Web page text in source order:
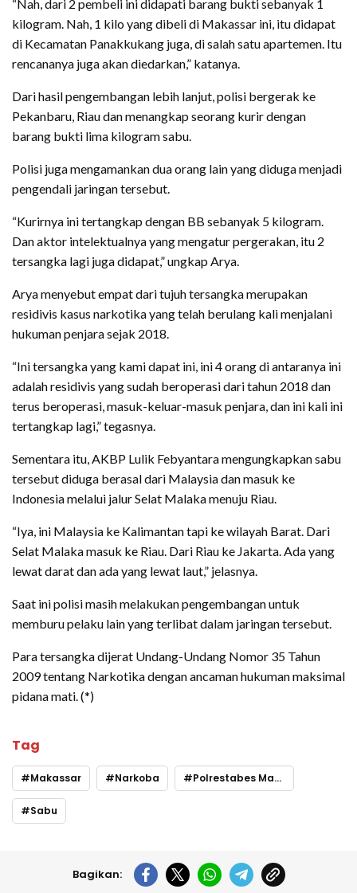
“Nah, dari 2 pembeli ini didapati barang bukti sebanyak 1
kilogram. Nah, 1 kilo yang dibeli di Makassar ini, itu didapat
di Kecamatan Panakkukang juga, di salah satu apartemen. Itu
rencananya juga akan diedarkan,” katanya.
Dari hasil pengembangan lebih lanjut, polisi bergerak ke
Pekanbaru, Riau dan menangkap seorang kurir dengan
barang bukti lima kilogram sabu.
Polisi juga mengamankan dua orang lain yang diduga menjadi
pengendali jaringan tersebut.
“Kurirnya ini tertangkap dengan BB sebanyak 5 kilogram.
Dan aktor intelektualnya yang mengatur pergerakan, itu 2
tersangka lagi juga didapat,” ungkap Arya.
Arya menyebut empat dari tujuh tersangka merupakan
residivis kasus narkotika yang telah berulang kali menjalani
hukuman penjara sejak 2018.
“Ini tersangka yang kami dapat ini, ini 4 orang di antaranya ini
adalah residivis yang sudah beroperasi dari tahun 2018 dan
terus beroperasi, masuk-keluar-masuk penjara, dan ini kali ini
tertangkap lagi,” tegasnya.
Sementara itu, AKBP Lulik Febyantara mengungkapkan sabu
tersebut diduga berasal dari Malaysia dan masuk ke
Indonesia melalui jalur Selat Malaka menuju Riau.
“Iya, ini Malaysia ke Kalimantan tapi ke wilayah Barat. Dari
Selat Malaka masuk ke Riau. Dari Riau ke Jakarta. Ada yang
lewat darat dan ada yang lewat laut,” jelasnya.
Saat ini polisi masih melakukan pengembangan untuk
memburu pelaku lain yang terlibat dalam jaringan tersebut.
Para tersangka dijerat Undang-Undang Nomor 35 Tahun
2009 tentang Narkotika dengan ancaman hukuman maksimal
pidana mati. (*)
Tag
Makassar Narkoba Polrestabes Makassar
Sabu
Bagikan: